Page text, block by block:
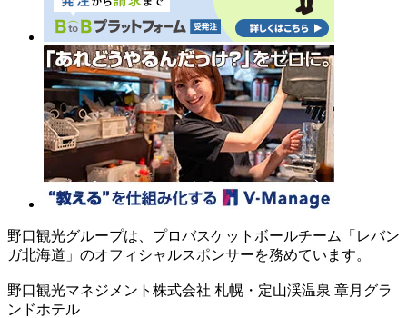
野口観光グループは、プロバスケットボールチーム「レバン
ガ北海道」のオフィシャルスポンサーを務めています。
野口観光マネジメント株式会社 札幌・定山渓温泉 章月グラ
ンドホテル